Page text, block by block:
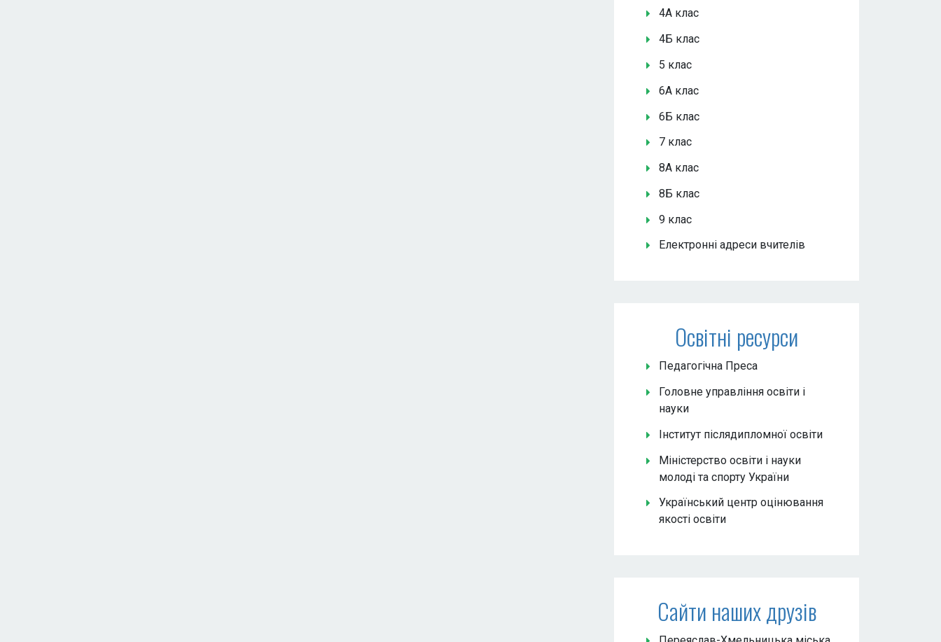
4А клас
4Б клас
5 клас
6А клас
6Б клас
7 клас
8А клас
8Б клас
9 клас
Електронні адреси вчителів
Освітні ресурси
Педагогічна Преса
Головне управління освіти і
науки
Інститут післядипломної освіти
Міністерство освіти і науки
молоді та спорту України
Український центр оцінювання
якості освіти
Сайти наших друзів